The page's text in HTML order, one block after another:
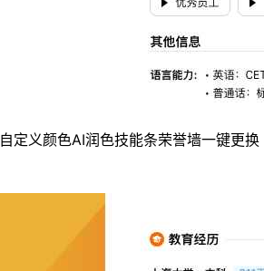
自定义颜色AI润色技能条荣誉墙一键更换